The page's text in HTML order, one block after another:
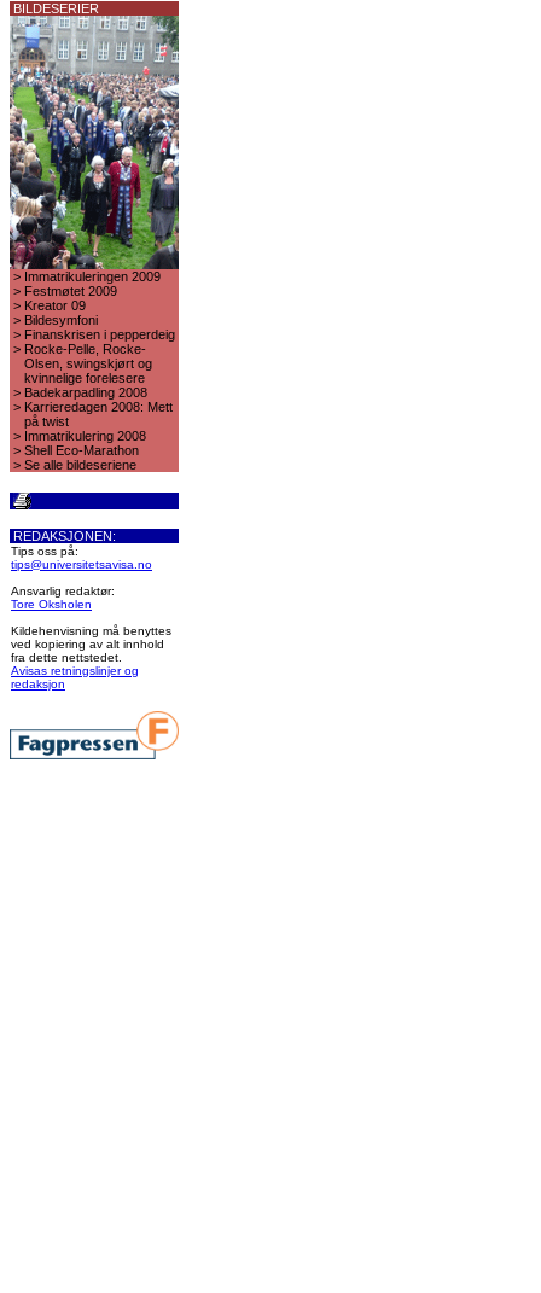
BILDESERIER
> Immatrikuleringen 2009
> Festmøtet 2009
> Kreator 09
> Bildesymfoni
> Finanskrisen i pepperdeig
> Rocke-Pelle, Rocke-
Olsen, swingskjørt og
kvinnelige forelesere
> Badekarpadling 2008
> Karrieredagen 2008: Mett
på twist
> Immatrikulering 2008
> Shell Eco-Marathon
> Se alle bildeseriene
REDAKSJONEN:
Tips oss på:
tips@universitetsavisa.no
Ansvarlig redaktør:
Tore Oksholen
Kildehenvisning må benyttes
ved kopiering av alt innhold
fra dette nettstedet.
Avisas retningslinjer og
redaksjon